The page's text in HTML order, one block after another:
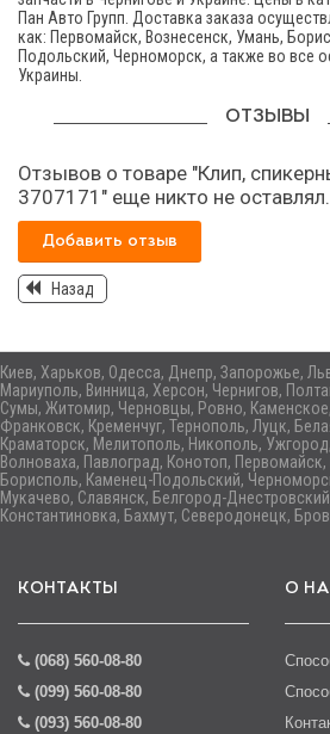
Пан Авто Групп. Доставка заказа
как: Первомайск, Вознесенск, Умань,
Подольский, Черноморск, а также во все
Украины.
ОТЗЫВЫ
Отзывов о товаре "Клип,
3707171" еще никто не оставлял.
Добавить отзыв
Назад
Киев, Харьков, Одесса, Днепр, Запорожье,
Мариуполь, Винница, Херсон, Чернигов,
Сумы, Житомир, Черновцы, Ровно,
Франковск, Кременчуг, Тернополь, Луцк,
Краматорск, Мелитополь, Никополь,
Волноваха, Павлоград, Конотоп,
Борисполь, Каменец-Подольский,
Мукачево, Славянск, Белгород-
Константиновка, Бахмут, Северодонецк,
КОНТАКТЫ
(068) 560-08-80
(099) 560-08-80
(093) 560-08-80
О